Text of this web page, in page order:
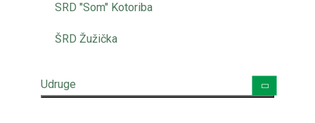
SRD "Som" Kotoriba
ŠRD Žužička
Udruge